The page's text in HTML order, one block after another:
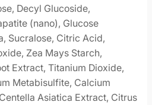
Decyl Glucoside,
(nano), Glucose
Sucralose, Citric Acid,
Zea Mays Starch,
Extract, Titanium Dioxide,
Metabisulfite, Calcium
Asiatica Extract, Citrus